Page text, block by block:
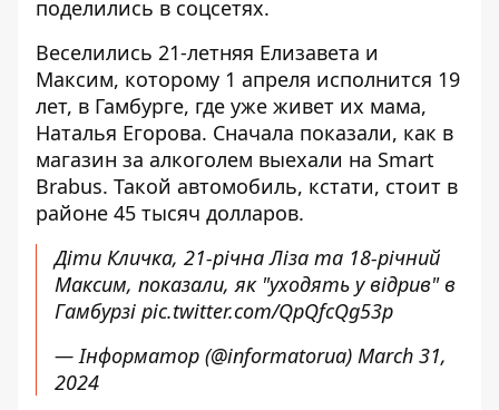
поделились в соцсетях.
Веселились 21-летняя Елизавета и
Максим, которому 1 апреля исполнится 19
лет, в Гамбурге, где уже живет их мама,
Наталья Егорова. Сначала показали, как в
магазин за алкоголем выехали на Smart
Brabus. Такой автомобиль, кстати, стоит в
районе 45 тысяч долларов.
Діти Кличка, 21-річна Ліза та 18-річний
Максим, показали, як "уходять у відрив" в
Гамбурзі pic.twitter.com/QpQfcQg53p
— Інформатор (@informatorua) March 31,
2024